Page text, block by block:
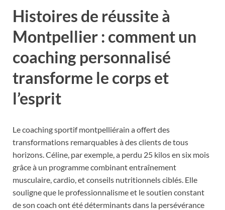
Histoires de réussite à
Montpellier : comment un
coaching personnalisé
transforme le corps et
l’esprit
Le coaching sportif montpelliérain a offert des
transformations remarquables à des clients de tous
horizons. Céline, par exemple, a perdu 25 kilos en six mois
grâce à un programme combinant entraînement
musculaire, cardio, et conseils nutritionnels ciblés. Elle
souligne que le professionnalisme et le soutien constant
de son coach ont été déterminants dans la persévérance